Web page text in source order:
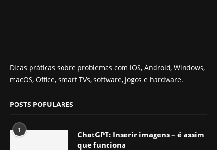
Dicas práticas sobre problemas com iOS, Android, Windows,
macOS, Office, smart TVs, software, jogos e hardware.
POSTS POPULARES
1
ChatGPT: Inserir imagens – é assim
que funciona